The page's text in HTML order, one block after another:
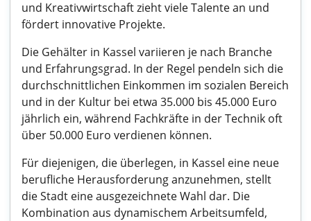
und Kreativwirtschaft zieht viele Talente an und
fördert innovative Projekte.
Die Gehälter in Kassel variieren je nach Branche
und Erfahrungsgrad. In der Regel pendeln sich die
durchschnittlichen Einkommen im sozialen Bereich
und in der Kultur bei etwa 35.000 bis 45.000 Euro
jährlich ein, während Fachkräfte in der Technik oft
über 50.000 Euro verdienen können.
Für diejenigen, die überlegen, in Kassel eine neue
berufliche Herausforderung anzunehmen, stellt
die Stadt eine ausgezeichnete Wahl dar. Die
Kombination aus dynamischem Arbeitsumfeld,